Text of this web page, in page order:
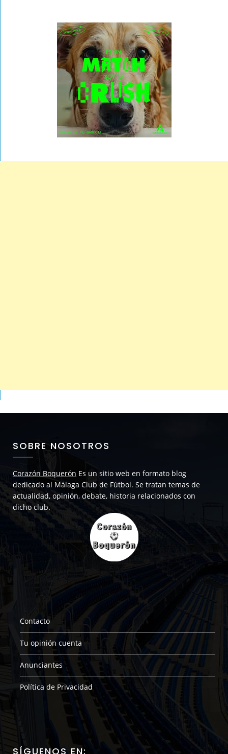
SOBRE NOSOTROS
Corazón Boquerón Es un sitio web en formato blog
dedicado al Málaga Club de Fútbol. Se tratan temas de
actualidad, opinión, debate, historia relacionados con
dicho club.
Contacto
Tu opinión cuenta
Anunciantes
Política de Privacidad
SÍGUENOS EN: